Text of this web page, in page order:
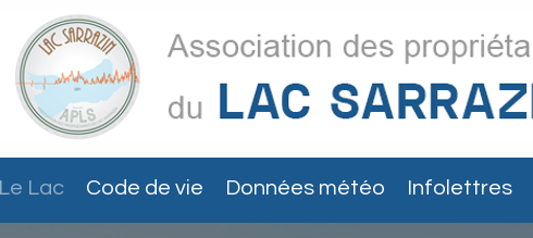
Le Lac Code de vie Données météo Infolettres